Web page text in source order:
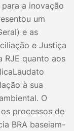
a inovação
um
e as
e Justiça
RJE quanto aos
à sua
O
processos de
BRA baseiam-